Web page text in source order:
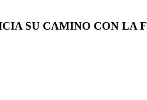
SU CAMINO CON LA